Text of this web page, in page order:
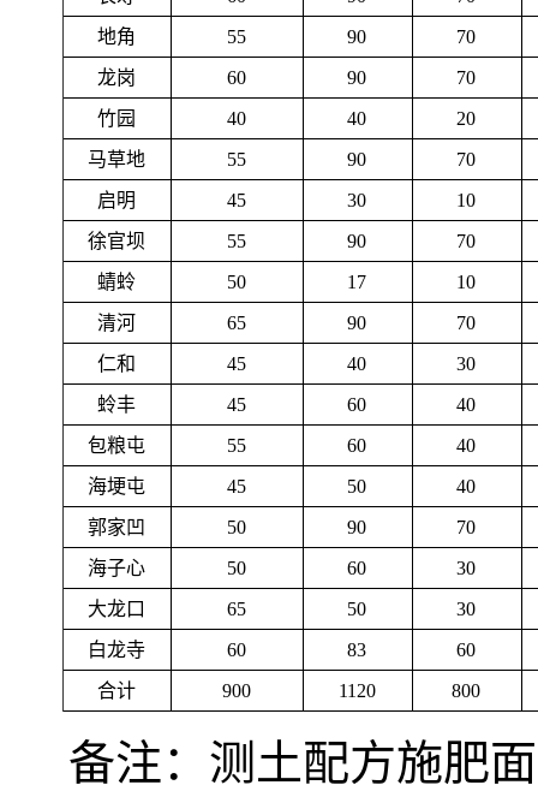
地角
55 90
70
龙岗
60 90
70
竹园
40 40
20
马草地
55 90
70
启明
45 30
10
徐官坝
55 90
70
蜻蛉
50 17
10
清河
65 90
70
仁和
45 40
30
蛉丰
45 60
40
包粮屯
55 60
40
海埂屯
45 50
40
郭家凹
50 90
70
海子心
50 60
30
大龙口
65 50
30
白龙寺
60 83
60
合计
900 1120 800
备注：测土配方施肥